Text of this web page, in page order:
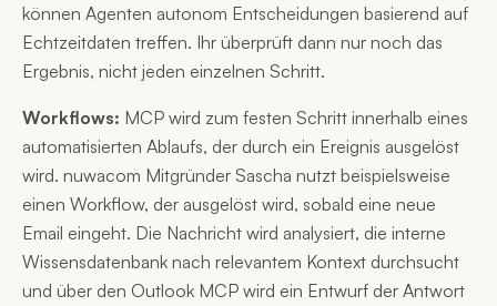
können Agenten autonom Entscheidungen basierend auf
Echtzeitdaten treffen. Ihr überprüft dann nur noch das
Ergebnis, nicht jeden einzelnen Schritt.
Workflows: MCP wird zum festen Schritt innerhalb eines
automatisierten Ablaufs, der durch ein Ereignis ausgelöst
wird. nuwacom Mitgründer Sascha nutzt beispielsweise
einen Workflow, der ausgelöst wird, sobald eine neue
Email eingeht. Die Nachricht wird analysiert, die interne
Wissensdatenbank nach relevantem Kontext durchsucht
und über den Outlook MCP wird ein Entwurf der Antwort